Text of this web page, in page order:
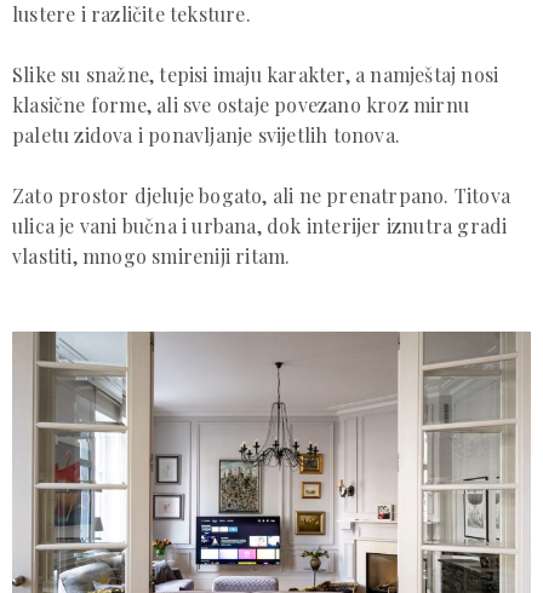
lustere i različite teksture.
Slike su snažne, tepisi imaju karakter, a namještaj nosi
klasične forme, ali sve ostaje povezano kroz mirnu
paletu zidova i ponavljanje svijetlih tonova.
Zato prostor djeluje bogato, ali ne prenatrpano. Titova
ulica je vani bučna i urbana, dok interijer iznutra gradi
vlastiti, mnogo smireniji ritam.